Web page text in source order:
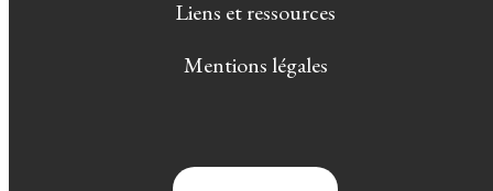
Liens et ressources
Mentions légales